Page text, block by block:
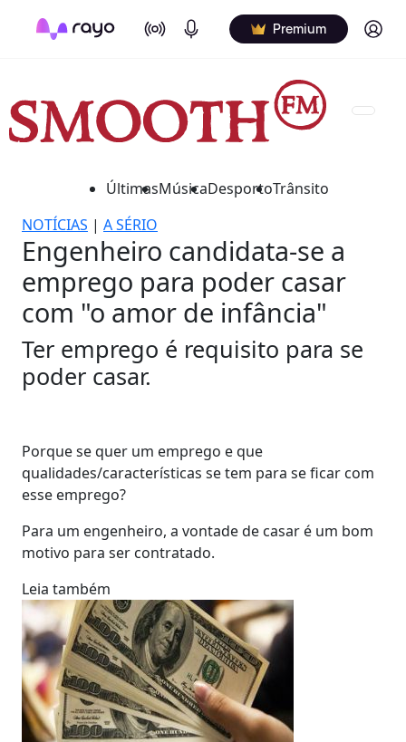
On Air Podcasts Premium Log in
ÚltimasMúsicaDesportoTrânsito
NOTÍCIAS | A SÉRIO
Engenheiro candidata-se a
emprego para poder casar
com "o amor de infância"
Ter emprego é requisito para se
poder casar.
Porque se quer um emprego e que
qualidades/características se tem para se ficar com
esse emprego?
Para um engenheiro, a vontade de casar é um bom
motivo para ser contratado.
Leia também